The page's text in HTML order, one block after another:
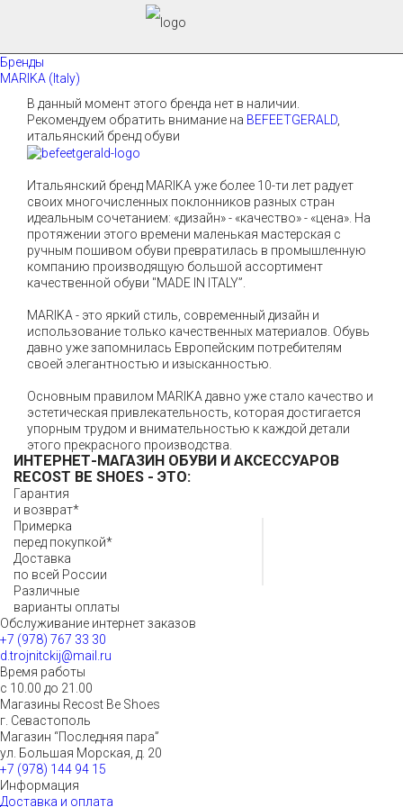
Бренды
MARIKA (Italy)
В данный момент этого бренда нет в наличии.
Рекомендуем обратить внимание на BEFEETGERALD
итальянский бренд обуви
Итальянский бренд MARIKA уже более 10-ти лет радует
своих многочисленных поклонников разных стран
идеальным сочетанием: «дизайн» - «качество» - «цена». На
протяжении этого времени маленькая мастерская с
ручным пошивом обуви превратилась в промышленную
компанию производящую большой ассортимент
качественной обуви "MADE IN ITALY”.
MARIKA - это яркий стиль, современный дизайн и
использование только качественных материалов. Обувь
давно уже запомнилась Европейским потребителям
своей элегантностью и изысканностью.
Основным правилом MARIKA давно уже стало качество и
эстетическая привлекательность, которая достигается
упорным трудом и внимательностью к каждой детали
этого прекрасного производства.
ИНТЕРНЕТ-МАГАЗИН ОБУВИ И АКСЕССУАРОВ
RECOST BE SHOES - ЭТО:
Гарантия
и возврат*
Примерка
перед покупкой*
Доставка
по всей России
Различные
варианты оплаты
Обслуживание интернет заказов
+7 (978) 767 33 30
d.trojnitckij@mail.ru
Время работы
с 10.00 до 21.00
Магазины Recost Be Shoes
г. Севастополь
Магазин “Последняя пара”
ул. Большая Морская, д. 20
+7 (978) 144 94 15
Информация
Доставка и оплата